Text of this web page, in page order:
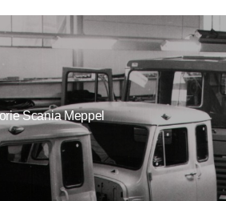
Scania Meppel